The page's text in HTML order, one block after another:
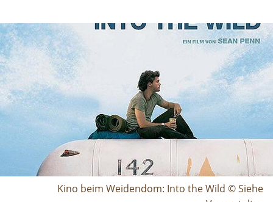
Kino beim Weidendom: Into the Wild © Siehe